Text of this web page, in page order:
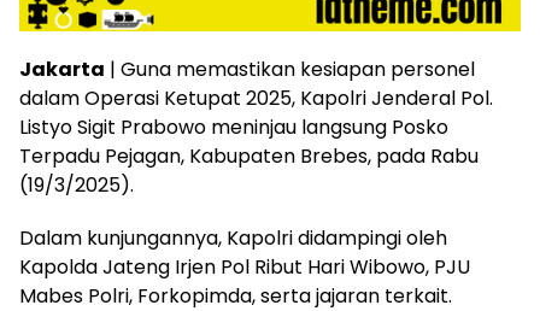
Jakarta | Guna memastikan kesiapan personel
dalam Operasi Ketupat 2025, Kapolri Jenderal Pol.
Listyo Sigit Prabowo meninjau langsung Posko
Terpadu Pejagan, Kabupaten Brebes, pada Rabu
(19/3/2025).
Dalam kunjungannya, Kapolri didampingi oleh
Kapolda Jateng Irjen Pol Ribut Hari Wibowo, PJU
Mabes Polri, Forkopimda, serta jajaran terkait.